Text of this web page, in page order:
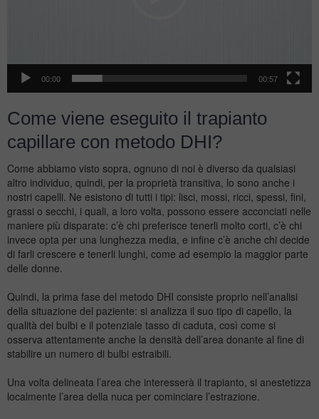
00:00 00:57
Come viene eseguito il trapianto
capillare con metodo DHI?
Come abbiamo visto sopra, ognuno di noi è diverso da qualsiasi
altro individuo, quindi, per la proprietà transitiva, lo sono anche i
nostri capelli. Ne esistono di tutti i tipi: lisci, mossi, ricci, spessi, fini,
grassi o secchi, i quali, a loro volta, possono essere acconciati nelle
maniere più disparate: c’è chi preferisce tenerli molto corti, c’è chi
invece opta per una lunghezza media, e infine c’è anche chi decide
di farli crescere e tenerli lunghi, come ad esempio la maggior parte
delle donne.
Quindi, la prima fase del metodo DHI consiste proprio nell’analisi
della situazione del paziente: si analizza il suo tipo di capello, la
qualità dei bulbi e il potenziale tasso di caduta, così come si
osserva attentamente anche la densità dell’area donante al fine di
stabilire un numero di bulbi estraibili.
Una volta delineata l’area che interesserà il trapianto, si anestetizza
localmente l’area della nuca per cominciare l’estrazione.